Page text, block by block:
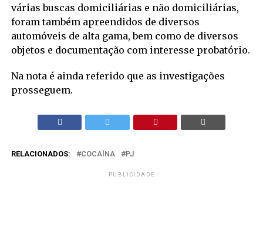
várias buscas domiciliárias e não domiciliárias,
foram também apreendidos de diversos
automóveis de alta gama, bem como de diversos
objetos e documentação com interesse probatório.
Na nota é ainda referido que as investigações
prosseguem.
RELACIONADOS: COCAÍNA PJ
PUBLICIDADE